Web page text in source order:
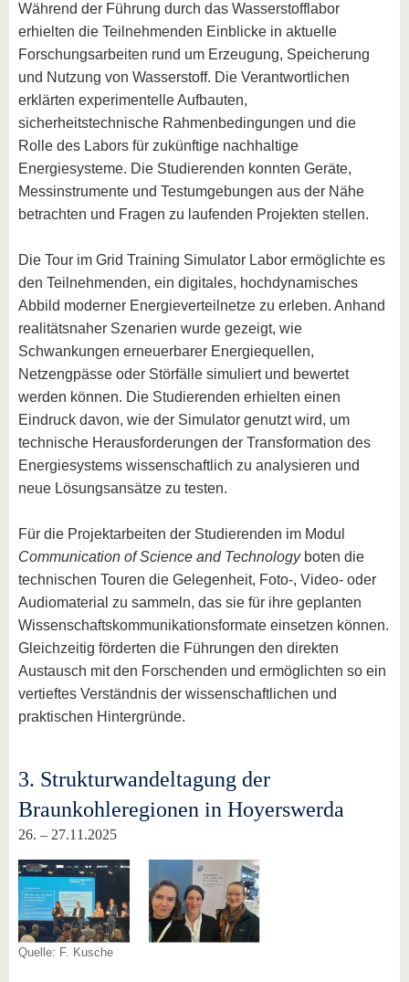
Während der Führung durch das Wasserstofflabor
erhielten die Teilnehmenden Einblicke in aktuelle
Forschungsarbeiten rund um Erzeugung, Speicherung
und Nutzung von Wasserstoff. Die Verantwortlichen
erklärten experimentelle Aufbauten,
sicherheitstechnische Rahmenbedingungen und die
Rolle des Labors für zukünftige nachhaltige
Energiesysteme. Die Studierenden konnten Geräte,
Messinstrumente und Testumgebungen aus der Nähe
betrachten und Fragen zu laufenden Projekten stellen.
Die Tour im Grid Training Simulator Labor ermöglichte es
den Teilnehmenden, ein digitales, hochdynamisches
Abbild moderner Energieverteilnetze zu erleben. Anhand
realitätsnaher Szenarien wurde gezeigt, wie
Schwankungen erneuerbarer Energiequellen,
Netzengpässe oder Störfälle simuliert und bewertet
werden können. Die Studierenden erhielten einen
Eindruck davon, wie der Simulator genutzt wird, um
technische Herausforderungen der Transformation des
Energiesystems wissenschaftlich zu analysieren und
neue Lösungsansätze zu testen.
Für die Projektarbeiten der Studierenden im Modul
Communication of Science and Technologyboten die
technischen Touren die Gelegenheit, Foto-, Video- oder
Audiomaterial zu sammeln, das sie für ihre geplanten
Wissenschaftskommunikationsformate einsetzen können.
Gleichzeitig förderten die Führungen den direkten
Austausch mit den Forschenden und ermöglichten so ein
vertieftes Verständnis der wissenschaftlichen und
praktischen Hintergründe.
3. Strukturwandeltagung der
Braunkohleregionen in Hoyerswerda
26. – 27.11.2025
Quelle: F. Kusche